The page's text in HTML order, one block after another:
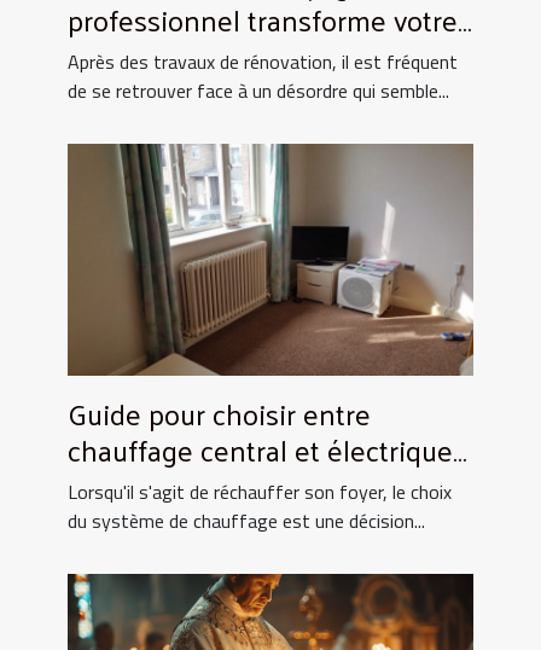
professionnel transforme votre
espace après rénovation ?
Après des travaux de rénovation, il est fréquent
de se retrouver face à un désordre qui semble...
Guide pour choisir entre
chauffage central et électrique
pour la maison
Lorsqu'il s'agit de réchauffer son foyer, le choix
du système de chauffage est une décision...